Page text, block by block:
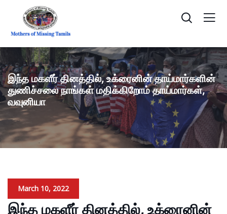
இந்த மகளீர் தினத்தில், உக்ரைனின் தாய்மார்களின்
துணிச்சலை நாங்கள் மதிக்கிறோம் தாய்மார்கள்,
வவுனியா
March 10, 2022
இந்த மகளீர் தினத்தில், உக்ரைனின்